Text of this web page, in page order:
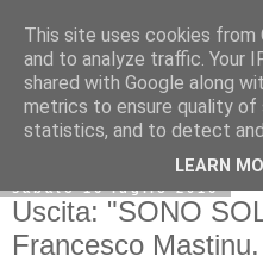
sabato 16 luglio 2016
Uscita: "SONO
Francesco Mastinu.
This site uses cookies
and to analyze traffic. Your
shared with Google along
metrics to ensure quality of
statistics, and to detect
LEARN